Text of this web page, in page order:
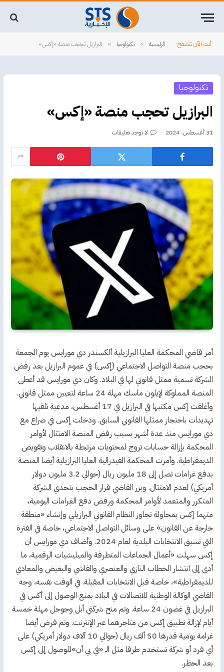
أنت الآن تتصفح: الرئيسية » تكنولوجيا » البرازيل تحجب منصة «إكس»
تكنولوجيا
البرازيل تحجب منصة «إكس»
31 أغسطس، 2024 لا توجد تعليقات
أمر قاضي المحكمة العليا البرازيلية ألكسندر دي مورايس يوم الجمعة
بحجب منصة التواصل الاجتماعي (إكس) في عموم البرازيل بعد رفض
الشركة تسمية ممثل قانوني لها في البلاد. وكان دي مورايس قد أعطى
المنصة المملوكة لإيلون ماسك مهلة 24 ساعة لتعيين ممثل قانوني.
وأغلقت إكس مكتبها في البرازيل في 17 أغسطس، مدعية تلقيها
تهديدات باحتجاز ممثلها القانوني السابق. ودخلت إكس في صراع مع
دي مورايس منذ عدة أشهر بسبب رفض المنصة الامتثال لأوامر
المحكمة بإزالة حسابات تروج لمحتويات مرتبطة بالانقلاب وتقويض
الديمقراطية. وأمرت المحكمة الفيدرالية العليا البرازيلية أيضا المنصة
بدفع غرامات تصل إلى 18 مليون ريال (حوالي 3.2 مليون دولار
أمريكي) لعدم الامتثال. وبرر القاضي قرار الحجب بتحدي الشركة
المتكرر والمتعمد لأوامر المحكمة ورفض دفع الغرامات اليومية،
متهما إكس بمحاولة تجاوز النظام القانوني البرازيلي وإنشاء «منطقة
خارجة عن القانون» على وسائل التواصل الاجتماعي، خاصة في الفترة
التي تسبق الانتخابات البلدية لعام 2024. وأضاف دي مورايس أن
إكس سهلت «أعمال الجماعات المتطرفة والميليشيات الرقمية، ما
أدى إلى انتشار الخطاب النازي والعنصري والفاشي والبغيض والمعادي
للديمقراطية»، خاصة قبل الانتخابات المقبلة. في الوقت نفسه، وجه
القاضي الوكالة الوطنية للاتصالات في البلاد بمنع الوصول إلى أكس في
البرازيل في غضون 24 ساعة. وتم منح شركتي أبل وجوجل مهلة خمسة
أيام لإزالة تطبيق إكس من متاجرهما عبر الإنترنت. وتم فرض أيضا
غرامة يومية قدرها 50 ألف ريال (حوالي 10 آلاف دولار أمريكي) على
أي فرد أو شركة تستخدم طرقا مثل الـ «في بي أن»للوصول إلى إكس
بعد الحظر.